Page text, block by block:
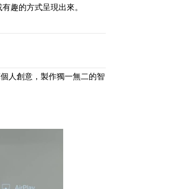
趣的方式呈現出來。
人創意，製作獨一無二的智